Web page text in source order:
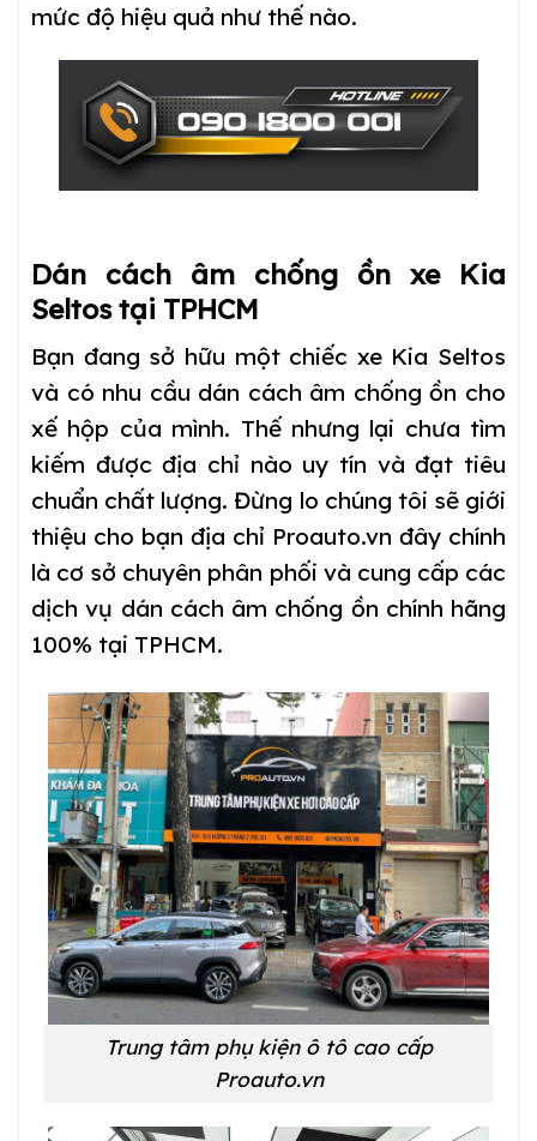
mức độ hiệu quả như thế nào.
Dán cách âm chống ồn xe Kia
Seltos tại TPHCM
Bạn đang sở hữu một chiếc xe Kia Seltos
và có nhu cầu dán cách âm chống ồn cho
xế hộp của mình. Thế nhưng lại chưa tìm
kiếm được địa chỉ nào uy tín và đạt tiêu
chuẩn chất lượng. Đừng lo chúng tôi sẽ giới
thiệu cho bạn địa chỉ Proauto.vn đây chính
là cơ sở chuyên phân phối và cung cấp các
dịch vụ dán cách âm chống ồn chính hãng
100% tại TPHCM.
Trung tâm phụ kiện ô tô cao cấp
Proauto.vn